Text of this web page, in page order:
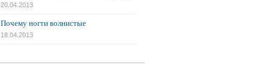
20.04.2013
Почему ногти волнистые
18.04.2013